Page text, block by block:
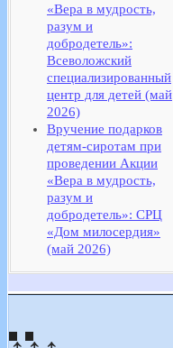
«Вера в мудрость,
разум и
добродетель»:
Всеволожский
специализированный
центр для детей (май
2026)
Вручение подарков
детям-сиротам при
проведении Акции
«Вера в мудрость,
разум и
добродетель»: СРЦ
«Дом милосердия»
(май 2026)